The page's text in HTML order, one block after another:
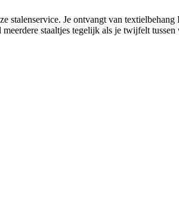
Je ontvangt van
staaltjes tegelijk als je twijfelt tussen